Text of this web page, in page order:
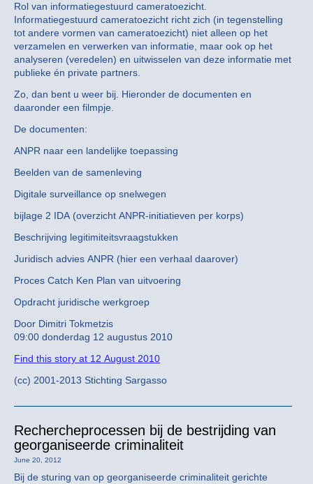
Rol van informatiegestuurd cameratoezicht.
Informatiegestuurd cameratoezicht richt zich (in tegenstelling
tot andere vormen van cameratoezicht) niet alleen op het
verzamelen en verwerken van informatie, maar ook op het
analyseren (veredelen) en uitwisselen van deze informatie met
publieke én private partners.
Zo, dan bent u weer bij. Hieronder de documenten en
daaronder een filmpje.
De documenten:
ANPR naar een landelijke toepassing
Beelden van de samenleving
Digitale surveillance op snelwegen
bijlage 2 IDA (overzicht ANPR-initiatieven per korps)
Beschrijving legitimiteitsvraagstukken
Juridisch advies ANPR (hier een verhaal daarover)
Proces Catch Ken Plan van uitvoering
Opdracht juridische werkgroep
Door Dimitri Tokmetzis
09:00 donderdag 12 augustus 2010
Find this story at 12 August 2010
(cc) 2001-2013 Stichting Sargasso
Rechercheprocessen bij de bestrijding van
georganiseerde criminaliteit
June 20, 2012
Bij de sturing van op georganiseerde criminaliteit gerichte